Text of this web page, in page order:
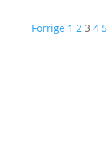
Forrige 1 2 3 4 5